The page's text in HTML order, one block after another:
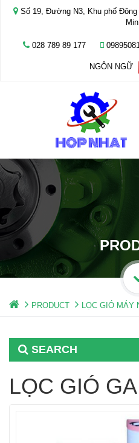
Số 19, Đường N3, Khu phố
028 789 89 177
NGÔN NGỮ
PRODUCT LỌC GIÓ MÁY
SEARCH
LỌC GIÓ